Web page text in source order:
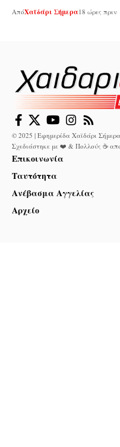
ΑπόΧαϊδάρι Σήμερα 18 ώρες πριν
© 2025 | Εφημερίδα Χαϊδάρι
Σχεδιάστηκε με ❤️ & Πολλούς ☕
Επικοινωνία
Ταυτότητα
Ανέβασμα Αγγελίας
Αρχείο